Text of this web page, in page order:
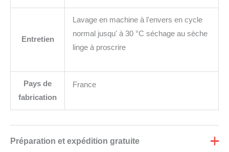
Entretien
Lavage en machine à l'envers en cycle
normal jusqu' à 30 °C séchage au sèche
linge à proscrire
Pays de
fabrication
France
Préparation et expédition gratuite